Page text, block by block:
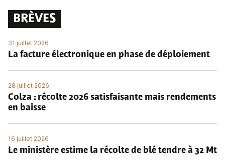
BRÈVES
31 juillet 2026
La facture électronique en phase de déploiement
28 juillet 2026
Colza : récolte 2026 satisfaisante mais rendements
en baisse
16 juillet 2026
Le ministère estime la récolte de blé tendre à 32 Mt